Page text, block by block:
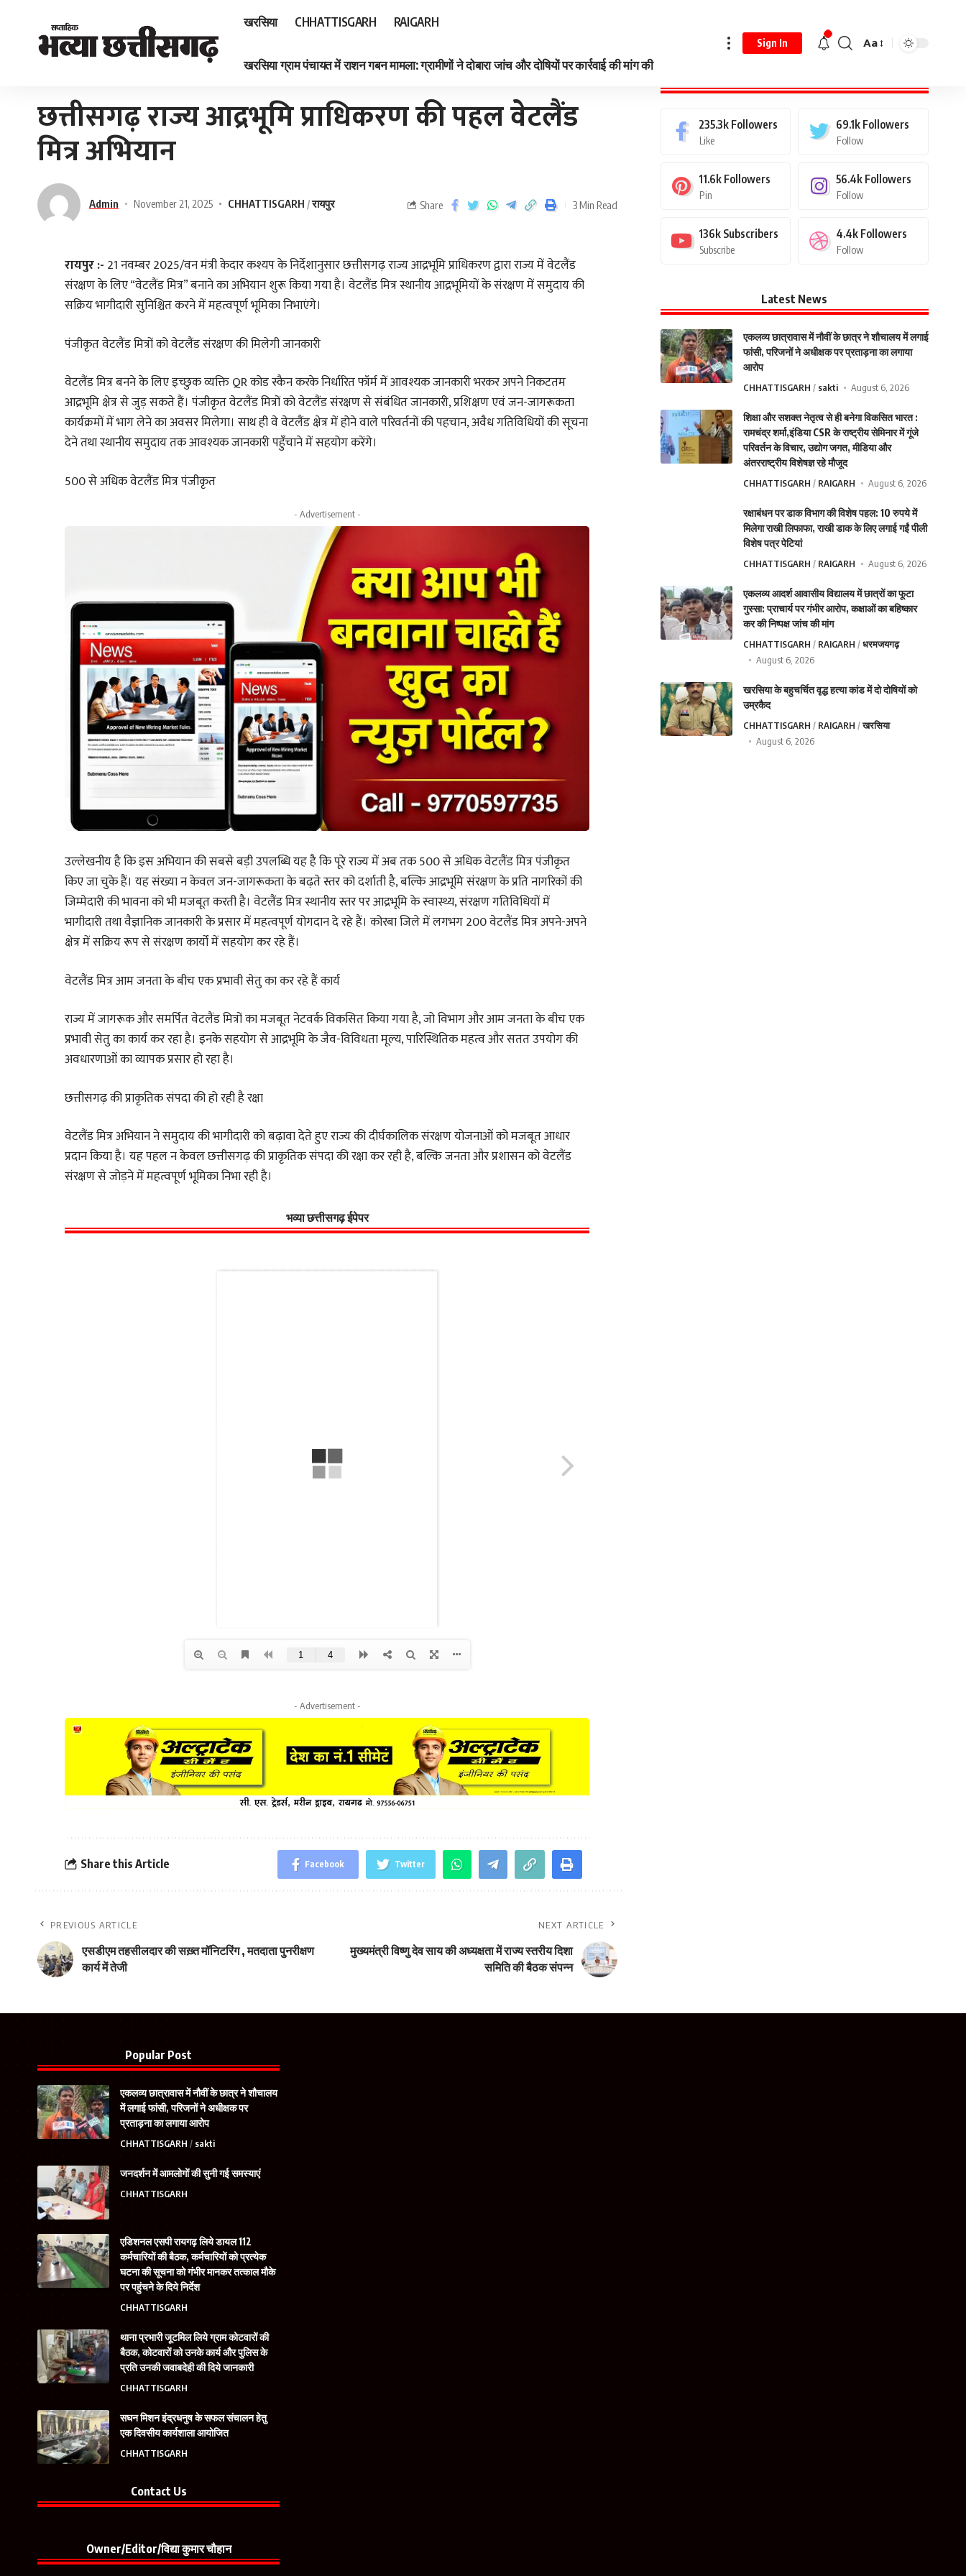
खरसिया CHHATTISGARH RAIGARH
खरसिया ग्राम पंचायत में राशन गबन मामला: ग्रामीणों ने दोबारा जांच और दोषियों पर कार्रवाई की मांग की
Sign In Aa
छत्तीसगढ़ राज्य आद्रभूमि प्राधिकरण की पहल वेटलैंड
मित्र अभियान
Admin November 21, 2025 CHHATTISGARH रायपुर Share 3 Min Read
रायपुर :- 21 नवम्बर 2025/वन मंत्री केदार कश्यप के निर्देशानुसार छत्तीसगढ़ राज्य आद्रभूमि प्राधिकरण द्वारा राज्य में वेटलैंड
संरक्षण के लिए “वेटलैंड मित्र” बनाने का अभियान शुरू किया गया है। वेटलैंड मित्र स्थानीय आद्रभूमियों के संरक्षण में समुदाय की
सक्रिय भागीदारी सुनिश्चित करने में महत्वपूर्ण भूमिका निभाएंगे।
पंजीकृत वेटलैंड मित्रों को वेटलैंड संरक्षण की मिलेगी जानकारी
वेटलैंड मित्र बनने के लिए इच्छुक व्यक्ति QR कोड स्कैन करके निर्धारित फॉर्म में आवश्यक जानकारी भरकर अपने निकटतम
आद्रभूमि क्षेत्र से जुड़ सकते हैं। पंजीकृत वेटलैंड मित्रों को वेटलैंड संरक्षण से संबंधित जानकारी, प्रशिक्षण एवं जन-जागरूकता
कार्यक्रमों में भाग लेने का अवसर मिलेगा। साथ ही वे वेटलैंड क्षेत्र में होने वाले परिवर्तनों की पहचान, अवैध गतिविधियों की सूचना
देने तथा स्थानीय समुदाय तक आवश्यक जानकारी पहुँचाने में सहयोग करेंगे।
500 से अधिक वेटलैंड मित्र पंजीकृत
- Advertisement -
उल्लेखनीय है कि इस अभियान की सबसे बड़ी उपलब्धि यह है कि पूरे राज्य में अब तक 500 से अधिक वेटलैंड मित्र पंजीकृत
किए जा चुके हैं। यह संख्या न केवल जन-जागरूकता के बढ़ते स्तर को दर्शाती है, बल्कि आद्रभूमि संरक्षण के प्रति नागरिकों की
जिम्मेदारी की भावना को भी मजबूत करती है। वेटलैंड मित्र स्थानीय स्तर पर आद्रभूमि के स्वास्थ्य, संरक्षण गतिविधियों में
भागीदारी तथा वैज्ञानिक जानकारी के प्रसार में महत्वपूर्ण योगदान दे रहे हैं। कोरबा जिले में लगभग 200 वेटलैंड मित्र अपने-अपने
क्षेत्र में सक्रिय रूप से संरक्षण कार्यों में सहयोग कर रहे हैं।
वेटलैंड मित्र आम जनता के बीच एक प्रभावी सेतु का कर रहे हैं कार्य
राज्य में जागरूक और समर्पित वेटलैंड मित्रों का मजबूत नेटवर्क विकसित किया गया है, जो विभाग और आम जनता के बीच एक
प्रभावी सेतु का कार्य कर रहा है। इनके सहयोग से आद्रभूमि के जैव-विविधता मूल्य, पारिस्थितिक महत्व और सतत उपयोग की
अवधारणाओं का व्यापक प्रसार हो रहा है।
छत्तीसगढ़ की प्राकृतिक संपदा की हो रही है रक्षा
वेटलैंड मित्र अभियान ने समुदाय की भागीदारी को बढ़ावा देते हुए राज्य की दीर्घकालिक संरक्षण योजनाओं को मजबूत आधार
प्रदान किया है। यह पहल न केवल छत्तीसगढ़ की प्राकृतिक संपदा की रक्षा कर रही है, बल्कि जनता और प्रशासन को वेटलैंड
संरक्षण से जोड़ने में महत्वपूर्ण भूमिका निभा रही है।
भव्या छत्तीसगढ़ ईपेपर
- Advertisement -
Share this Article Facebook Twitter
PREVIOUS ARTICLE
एसडीएम तहसीलदार की सख़्त मॉनिटरिंग , मतदाता पुनरीक्षण
कार्य में तेजी
NEXT ARTICLE
मुख्यमंत्री विष्णु देव साय की अध्यक्षता में राज्य स्तरीय दिशा
समिति की बैठक संपन्न
235.3k Followers
Like
69.1k Followers
Follow
11.6k Followers
Pin
56.4k Followers
Follow
136k Subscribers
Subscribe
4.4k Followers
Follow
Latest News
एकलव्य छात्रावास में नौवीं के छात्र ने शौचालय में लगाई
फांसी, परिजनों ने अधीक्षक पर प्रताड़ना का लगाया
आरोप
CHHATTISGARH sakti August 6, 2026
शिक्षा और सशक्त नेतृत्व से ही बनेगा विकसित भारत :
रामचंद्र शर्मा,इंडिया CSR के राष्ट्रीय सेमिनार में गूंजे
परिवर्तन के विचार, उद्योग जगत, मीडिया और
अंतरराष्ट्रीय विशेषज्ञ रहे मौजूद
CHHATTISGARH RAIGARH August 6, 2026
रक्षाबंधन पर डाक विभाग की विशेष पहल: 10 रुपये में
मिलेगा राखी लिफाफा, राखी डाक के लिए लगाई गईं पीली
विशेष पत्र पेटियां
CHHATTISGARH RAIGARH August 6, 2026
एकलव्य आदर्श आवासीय विद्यालय में छात्रों का फूटा
गुस्सा: प्राचार्य पर गंभीर आरोप, कक्षाओं का बहिष्कार
कर की निष्पक्ष जांच की मांग
CHHATTISGARH RAIGARH
धरमजयगढ़
August 6, 2026
खरसिया के बहुचर्चित वृद्ध हत्या कांड में दो दोषियों को
उम्रकैद
CHHATTISGARH RAIGARH
खरसिया
August 6, 2026
Popular Post
एकलव्य छात्रावास में नौवीं के छात्र ने शौचालय
में लगाई फांसी, परिजनों ने अधीक्षक पर
प्रताड़ना का लगाया आरोप
CHHATTISGARH sakti
जनदर्शन में आमलोगों की सुनी गई समस्याएं
CHHATTISGARH
एडिशनल एसपी रायगढ़ लिये डायल 112
कर्मचारियों की बैठक, कर्मचारियों को प्रत्येक
घटना की सूचना को गंभीर मानकर तत्काल मौके
पर पहुंचने के दिये निर्देश
CHHATTISGARH
थाना प्रभारी जूटमिल लिये ग्राम कोटवारों की
बैठक, कोटवारों को उनके कार्य और पुलिस के
प्रति उनकी जवाबदेही की दिये जानकारी
CHHATTISGARH
सघन मिशन इंद्रधनुष के सफल संचालन हेतु
एक दिवसीय कार्यशाला आयोजित
CHHATTISGARH
Contact Us
Owner/Editor/विद्या कुमार चौहान